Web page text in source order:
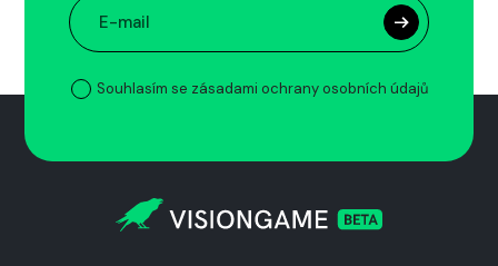
Souhlasím se zásadami ochrany osobních údajů